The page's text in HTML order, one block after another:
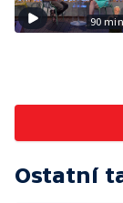
90 min
Ostatní